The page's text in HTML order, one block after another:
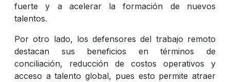
fuerte y a acelerar la formación de nuevos
talentos.
Por otro lado, los defensores del trabajo remoto
destacan sus beneficios en términos de
conciliación, reducción de costos operativos y
acceso a talento global, pues esto permite atraer